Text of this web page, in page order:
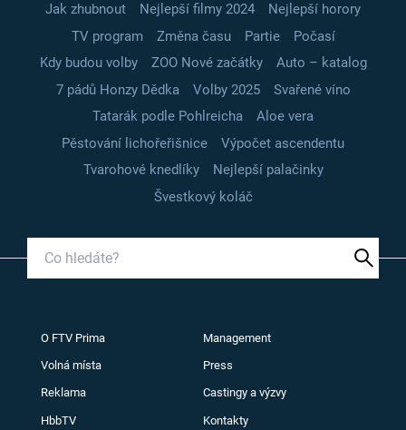
Jak zhubnout Nejlepší filmy 2024
Nejlepší horory
TV program
Změna času Partie
Počasí
Kdy budou volby
ZOO Nové začátky
Auto – katalog
7 pádů Honzy Dědka
Volby 2025
Svařené víno
Tatarák podle Pohlreicha
Aloe vera
Pěstování lichořeřišnice
Výpočet ascendentu
Tvarohové knedlíky
Nejlepší palačinky
Švestkový koláč
O FTV Prima Management
Volná místa Press
Reklama Castingy a výzvy
HbbTV Kontakty